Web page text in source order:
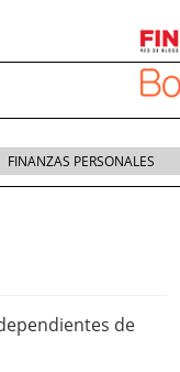
FINANZAS PERSONALES
de